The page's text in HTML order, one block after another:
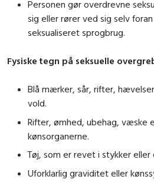
Personen gør overdrevne
sig eller rører ved sig selv
seksualiseret sprogbrug.
Fysiske tegn på seksuelle
Blå mærker, sår, rifter,
vold.
Rifter, ømhed, ubehag, væske
kønsorganerne.
Tøj, som er revet i stykker eller
Uforklarlig graviditet eller